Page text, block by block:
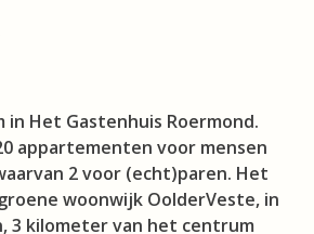
Het Gastenhuis Roermond.
appartementen voor mensen
2 voor (echt)paren. Het
woonwijk OolderVeste, in
3 kilometer van het centrum